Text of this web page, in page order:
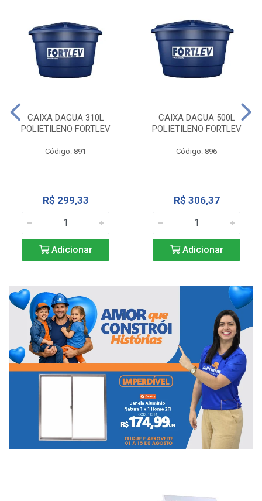
CAIXA DAGUA 310L
POLIETILENO FORTLEV
Código: 891
R$ 299,33
Adicionar
CAIXA DAGUA 500L
POLIETILENO FORTLEV
Código: 896
R$ 306,37
Adicionar